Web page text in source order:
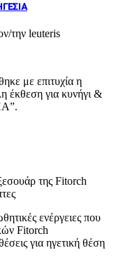
την leuteris
με επιτυχία η
έκθεση για κυνήγι &
της Fitorch
ενέργειες που
Fitorch
για ηγετική θέση